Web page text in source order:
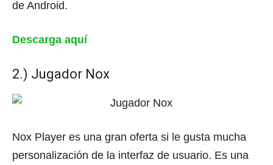
de Android.
Descarga aquí
2.) Jugador Nox
Nox Player es una gran oferta si le gusta mucha
personalización de la interfaz de usuario. Es una